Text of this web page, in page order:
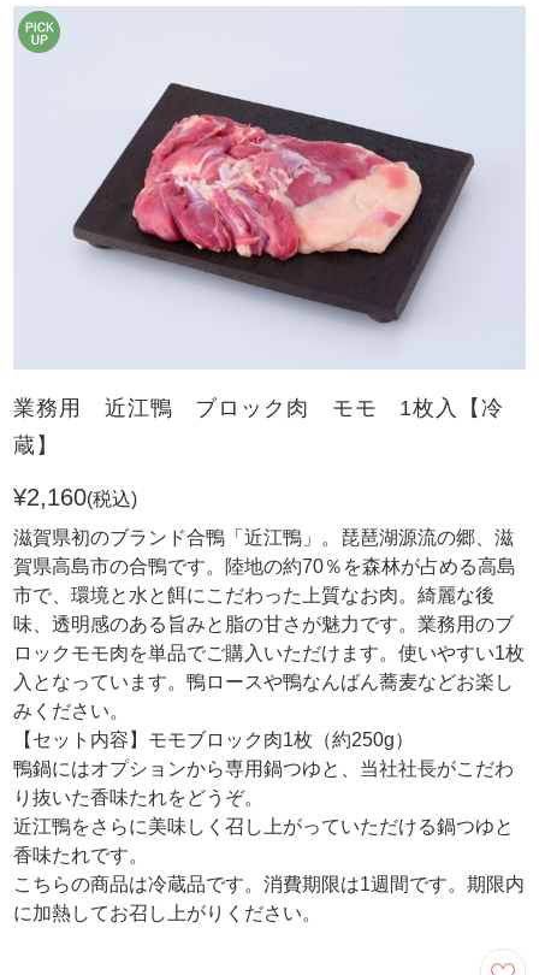
業務用 近江鴨 ブロック肉 モモ 1枚入【冷
蔵】
¥2,160(税込)
滋賀県初のブランド合鴨「近江鴨」。琵琶湖源流の郷、滋
賀県高島市の合鴨です。陸地の約70％を森林が占める高島
市で、環境と水と餌にこだわった上質なお肉。綺麗な後
味、透明感のある旨みと脂の甘さが魅力です。業務用のブ
ロックモモ肉を単品でご購入いただけます。使いやすい1枚
入となっています。鴨ロースや鴨なんばん蕎麦などお楽し
みください。
【セット内容】モモブロック肉1枚（約250g）
鴨鍋にはオプションから専用鍋つゆと、当社社長がこだわ
り抜いた香味たれをどうぞ。
近江鴨をさらに美味しく召し上がっていただける鍋つゆと
香味たれです。
こちらの商品は冷蔵品です。消費期限は1週間です。期限内
に加熱してお召し上がりください。